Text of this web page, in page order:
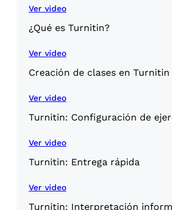
Ver video
¿Qué es Turnitin?
Ver video
Creación de clases en Turnitin
Ver video
Turnitin: Configuración de
Ver video
Turnitin: Entrega rápida
Ver video
Turnitin: Interpretación